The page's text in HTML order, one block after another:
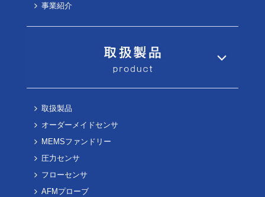
事業紹介
取扱製品
オーダーメイドセンサ
MEMSファンドリー
圧力センサ
フローセンサ
AFMプローブ